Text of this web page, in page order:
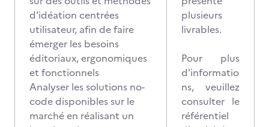
d’idéation centrées
utilisateur, afin de faire
émerger les besoins
éditoriaux, ergonomiques
et fonctionnels
Analyser les solutions no-
code disponibles sur le
marché en réalisant un
plusieurs
livrables.
Pour plus
d'informatio
ns, veuillez
consulter le
référentiel